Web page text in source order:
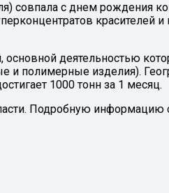
совпала с днем рождения
красителей
деятельностью
и полимерные изделия).
1000 тонн за 1 месяц.
Подробную информацию